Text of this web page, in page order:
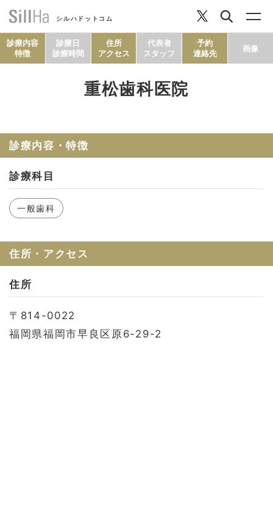
シルハドットコム
診療内容
特徴
診療日
診療時間
住所
アクセス
代表者
スタッフ
予約
連絡先
画像
重松歯科医院
診療内容・特徴
診療科目
一般歯科
住所・アクセス
住所
〒814-0022
福岡県福岡市早良区原6-29-2